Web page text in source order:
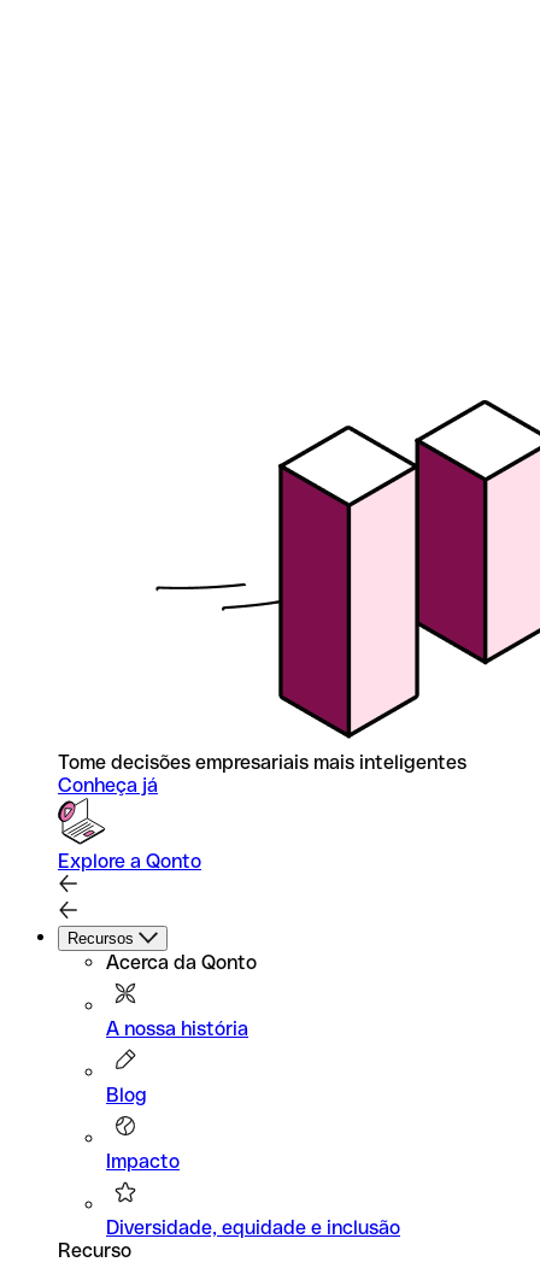
Tome decisões empresariais mais inteligentes
Conheça já
Explore a Qonto
Recursos
Acerca da Qonto
A nossa história
Blog
Impacto
Diversidade, equidade e inclusão
Recurso